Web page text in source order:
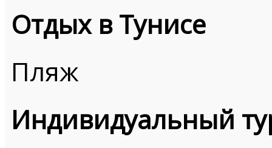
Отдых в Тунисе
Пляж
Индивидуальный